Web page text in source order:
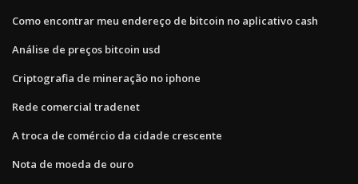
Como encontrar meu endereço de bitcoin no aplicativo cash
Análise de preços bitcoin usd
Criptografia de mineração no iphone
Rede comercial tradenet
A troca de comércio da cidade crescente
Nota de moeda de ouro